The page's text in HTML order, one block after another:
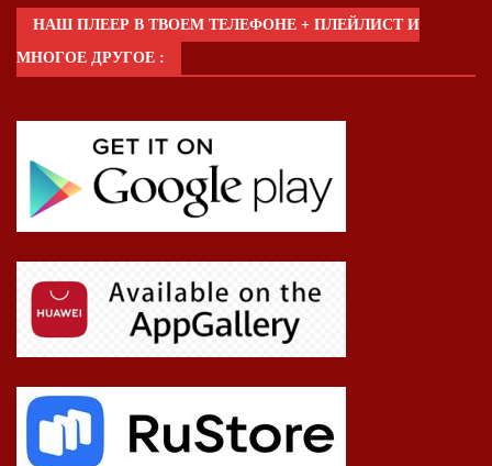
НАШ ПЛЕЕР В ТВОЕМ ТЕЛЕФОНЕ + ПЛЕЙЛИСТ И
МНОГОЕ ДРУГОЕ :